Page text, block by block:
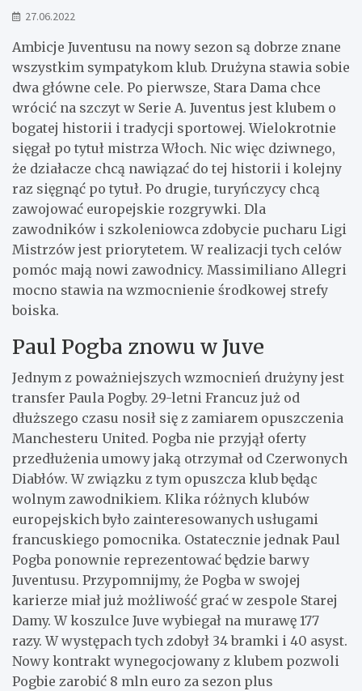
27.06.2022
Ambicje Juventusu na nowy sezon są dobrze znane
wszystkim sympatykom klub. Drużyna stawia sobie
dwa główne cele. Po pierwsze, Stara Dama chce
wrócić na szczyt w Serie A. Juventus jest klubem o
bogatej historii i tradycji sportowej. Wielokrotnie
sięgał po tytuł mistrza Włoch. Nic więc dziwnego,
że działacze chcą nawiązać do tej historii i kolejny
raz sięgnąć po tytuł. Po drugie, turyńczycy chcą
zawojować europejskie rozgrywki. Dla
zawodników i szkoleniowca zdobycie pucharu Ligi
Mistrzów jest priorytetem. W realizacji tych celów
pomóc mają nowi zawodnicy. Massimiliano Allegri
mocno stawia na wzmocnienie środkowej strefy
boiska.
Paul Pogba znowu w Juve
Jednym z poważniejszych wzmocnień drużyny jest
transfer Paula Pogby. 29-letni Francuz już od
dłuższego czasu nosił się z zamiarem opuszczenia
Manchesteru United. Pogba nie przyjął oferty
przedłużenia umowy jaką otrzymał od Czerwonych
Diabłów. W związku z tym opuszcza klub będąc
wolnym zawodnikiem. Klika różnych klubów
europejskich było zainteresowanych usługami
francuskiego pomocnika. Ostatecznie jednak Paul
Pogba ponownie reprezentować będzie barwy
Juventusu. Przypomnijmy, że Pogba w swojej
karierze miał już możliwość grać w zespole Starej
Damy. W koszulce Juve wybiegał na murawę 177
razy. W występach tych zdobył 34 bramki i 40 asyst.
Nowy kontrakt wynegocjowany z klubem pozwoli
Pogbie zarobić 8 mln euro za sezon plus